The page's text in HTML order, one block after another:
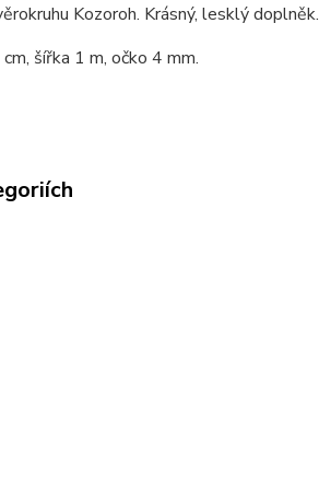
Kozoroh. Krásný, lesklý doplněk.
šířka 1 m, očko 4 mm.